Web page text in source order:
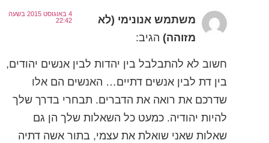
משתמש אנונימי (לא
מזוהה) הגיב:
4 באוגוסט 2015 בשעה
22:42
חשוב לא להתבלבל בין יהדות לבין אנשים יהודים,
בין דת לבין אנשים דתיים… האנשים הם אלו
שדרכם את רואה את הדברים. תבחרי בדרך שלך
להיות יהודיה. כמעט כל השאלות שלך הן גם
שאלות שאני שואלת את עצמי, בתור אשה דתיה